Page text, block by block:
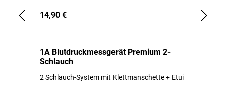
14,90 €
1A Blutdruckmessgerät Premium 2-
Schlauch
2 Schlauch-System mit Klettmanschette + Etui